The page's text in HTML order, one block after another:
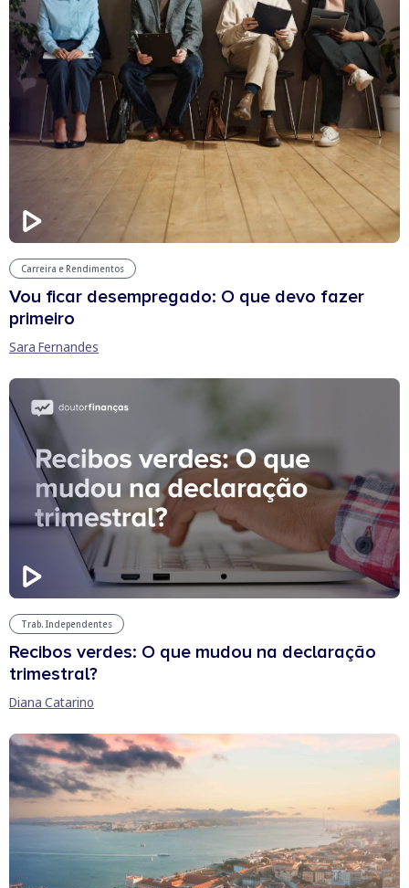
Carreira e Rendimentos
Vou ficar desempregado: O que devo fazer
primeiro
Sara Fernandes
Trab. Independentes
Recibos verdes: O que mudou na declaração
trimestral?
Diana Catarino